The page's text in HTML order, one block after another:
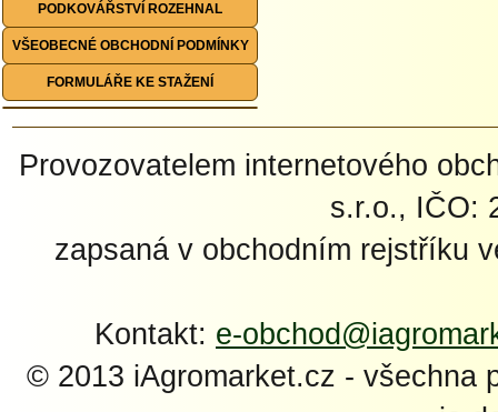
PODKOVÁŘSTVÍ ROZEHNAL
VŠEOBECNÉ OBCHODNÍ PODMÍNKY
FORMULÁŘE KE STAŽENÍ
Provozovatelem internetového
s.r.o., IČO:
zapsaná v obchodním rejstříku
Kontakt: e-
© 2013 iAgromarket.cz - všechna